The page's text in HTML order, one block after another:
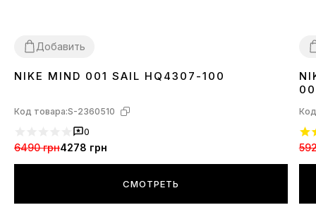
Добавить
3738 39 40 41 42 43 44
NIKE MIND 001 SAIL HQ4307-100
Код товара:S-2360510
0
6490 грн4278 грн
СМОТРЕТЬ